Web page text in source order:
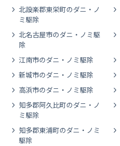
北設楽郡東栄町のダニ・ノ
ミ駆除
北名古屋市のダニ・ノミ駆
除
江南市のダニ・ノミ駆除
新城市のダニ・ノミ駆除
高浜市のダニ・ノミ駆除
知多郡阿久比町のダニ・ノ
ミ駆除
知多郡東浦町のダニ・ノミ
駆除